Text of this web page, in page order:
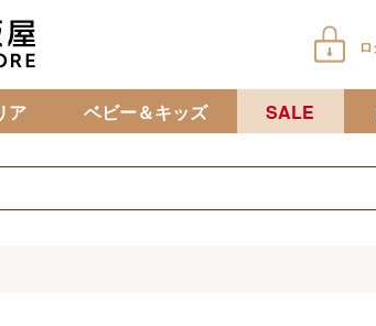
カートに商品が入って
ア ベビー＆キッズ SALE